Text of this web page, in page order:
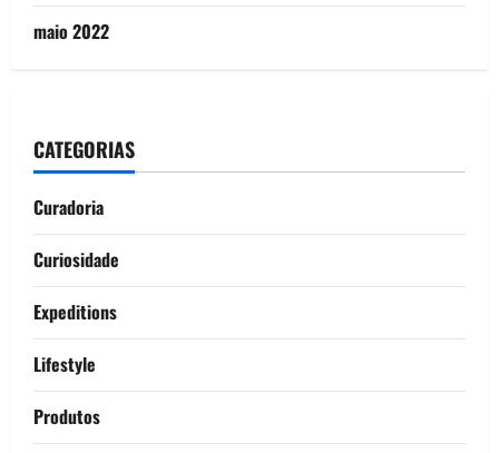
maio 2022
CATEGORIAS
Curadoria
Curiosidade
Expeditions
Lifestyle
Produtos